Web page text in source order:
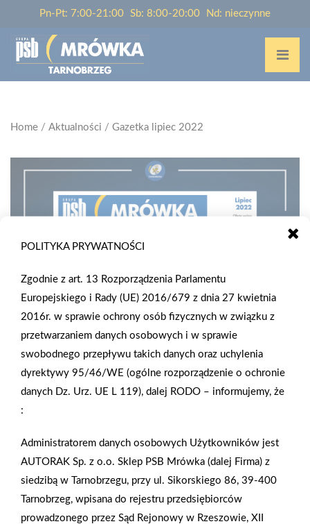
Pn-Pt: 7:00-21:00 Sb: 8:00-20:00 Nd: nieczynne
Home / Aktualności / Gazetka lipiec 2022
POLITYKA PRYWATNOŚCI
Zgodnie z art. 13 Rozporządzenia Parlamentu
Europejskiego i Rady (UE) 2016/679 z dnia 27 kwietnia
2016r. w sprawie ochrony osób fizycznych w związku z
przetwarzaniem danych osobowych i w sprawie
swobodnego przepływu takich danych oraz uchylenia
dyrektywy 95/46/WE (ogólne rozporządzenie o ochronie
danych Dz. Urz. UE L 119), dalej RODO – informujemy, że
:
Administratorem danych osobowych Użytkowników jest
AUTORAK Sp. z o.o. Sklep PSB Mrówka (dalej Firma) z
siedzibą w Tarnobrzegu, przy ul. Sikorskiego 86, 39-400
Tarnobrzeg, wpisana do rejestru przedsiębiorców
prowadzonego przez Sąd Rejonowy w Rzeszowie, XII